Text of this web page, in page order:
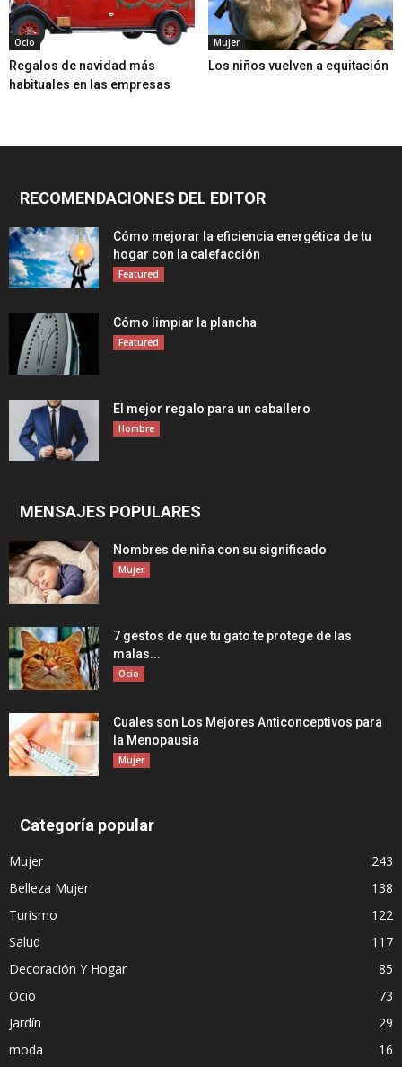
Ocio
Regalos de navidad más
habituales en las empresas
Mujer
Los niños vuelven a equitación
RECOMENDACIONES DEL EDITOR
Cómo mejorar la eficiencia energética de tu
hogar con la calefacción
Featured
Cómo limpiar la plancha
Featured
El mejor regalo para un caballero
Hombre
MENSAJES POPULARES
Nombres de niña con su significado
Mujer
7 gestos de que tu gato te protege de las
malas...
Ocio
Cuales son Los Mejores Anticonceptivos para
la Menopausia
Mujer
Categoría popular
Mujer
243
Belleza Mujer
138
Turismo
122
Salud
117
Decoración Y Hogar
85
Ocio
73
Jardín
29
moda
16